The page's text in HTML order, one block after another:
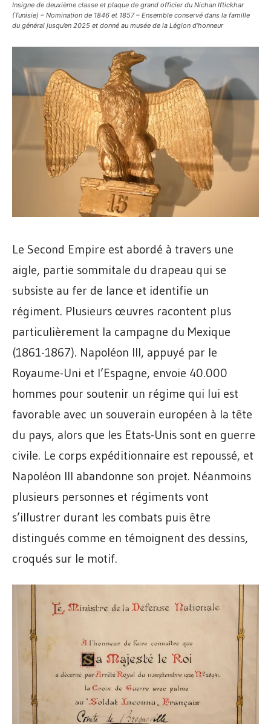
Insigne de deuxième classe et plaque de grand officier du Nichan Iftickhar
(Tunisie) – Nomination de 1846 et 1857 – Ensemble conservé dans la famille
du général jusqu’en 2025 et donné au musée de la Légion d’honneur
Le Second Empire est abordé à travers une
aigle, partie sommitale du drapeau qui se
subsiste au fer de lance et identifie un
régiment. Plusieurs œuvres racontent plus
particulièrement la campagne du Mexique
(1861-1867). Napoléon III, appuyé par le
Royaume-Uni et l’Espagne, envoie 40.000
hommes pour soutenir un régime qui lui est
favorable avec un souverain européen à la tête
du pays, alors que les Etats-Unis sont en guerre
civile. Le corps expéditionnaire est repoussé, et
Napoléon III abandonne son projet. Néanmoins
plusieurs personnes et régiments vont
s’illustrer durant les combats puis être
distingués comme en témoignent des dessins,
croqués sur le motif.